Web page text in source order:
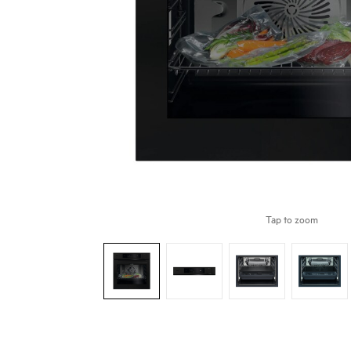
Tap to zoom